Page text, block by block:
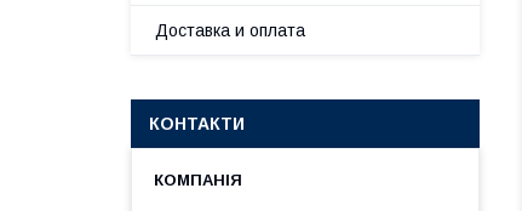
Доставка и оплата
КОНТАКТИ